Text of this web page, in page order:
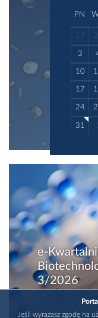
PN
27
3
10
17
24
31 1
e-
3/2026
Jeśli wyrażasz zgodę na